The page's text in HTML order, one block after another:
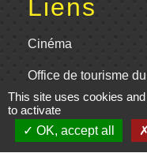
Liens
Cinéma
Office de tourisme
en Poitou
Actualités
communes
This site uses cookies
to activate
OK, accept all